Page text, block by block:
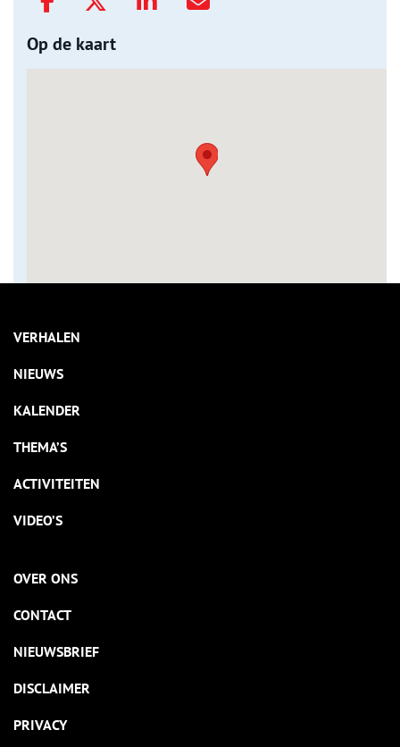
Op de kaart
VERHALEN
NIEUWS
KALENDER
THEMA’S
ACTIVITEITEN
VIDEO’S
OVER ONS
CONTACT
NIEUWSBRIEF
DISCLAIMER
PRIVACY